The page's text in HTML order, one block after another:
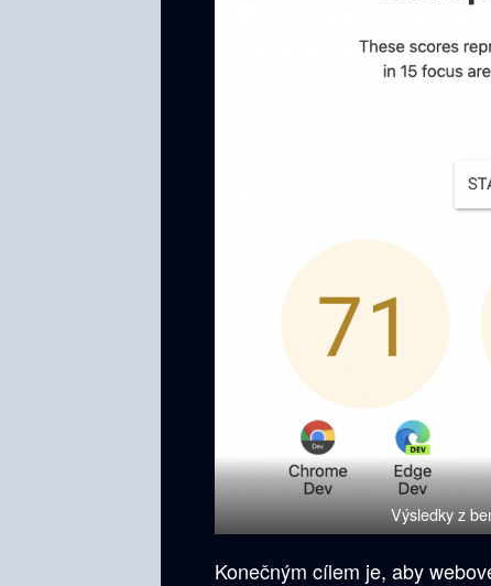
Výsledky z
Konečným cílem je, aby